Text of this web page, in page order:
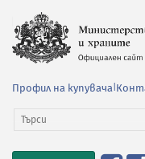
Профил на купувача